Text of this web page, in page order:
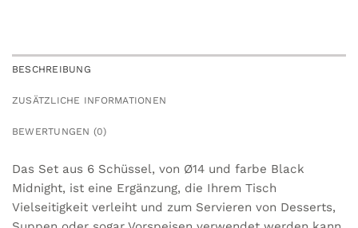
BESCHREIBUNG
ZUSÄTZLICHE INFORMATIONEN
BEWERTUNGEN (0)
Das Set aus 6 Schüssel, von Ø14 und farbe Black
Midnight, ist eine Ergänzung, die Ihrem Tisch
Vielseitigkeit verleiht und zum Servieren von Desserts,